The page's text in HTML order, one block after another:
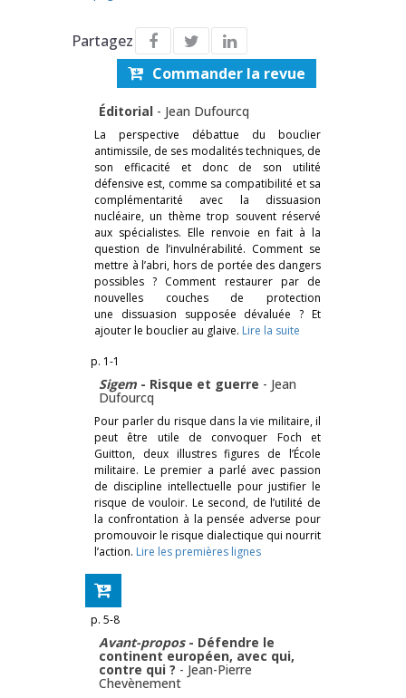
Partagez
Commander la revue
Éditorial - Jean Dufourcq
La perspective débattue du bouclier
antimissile, de ses modalités techniques, de
son efficacité et donc de son utilité
défensive est, comme sa compatibilité et sa
complémentarité avec la dissuasion
nucléaire, un thème trop souvent réservé
aux spécialistes. Elle renvoie en fait à la
question de l’invulnérabilité. Comment se
mettre à l’abri, hors de portée des dangers
possibles ? Comment restaurer par de
nouvelles couches de protection
une dissuasion supposée dévaluée ? Et
ajouter le bouclier au glaive. Lire la suite
p. 1-1
Sigem - ­Risque et guerre - Jean
Dufourcq
Pour parler du risque dans la vie militaire, il
peut être utile de convoquer Foch et
Guitton, deux illustres figures de l’École
militaire. Le premier a parlé avec passion
de discipline intellectuelle pour justifier le
risque de vouloir. Le second, de l’utilité de
la confrontation à la pensée adverse pour
promouvoir le risque dialec­tique qui nourrit
l’action. Lire les premières lignes
p. 5-8
Avant-propos­- Défendre le
continent européen, avec qui,
contre qui ? - Jean-Pierre
Chevènement